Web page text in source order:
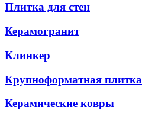
Плитка для стен
Керамогранит
Клинкер
Крупноформатная плитка
Керамические ковры